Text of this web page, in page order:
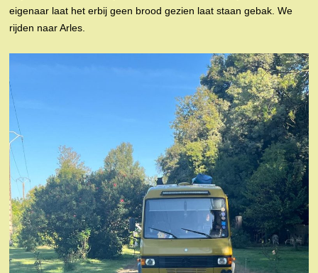
eigenaar laat het erbij geen brood gezien laat staan gebak. We
rijden naar Arles.